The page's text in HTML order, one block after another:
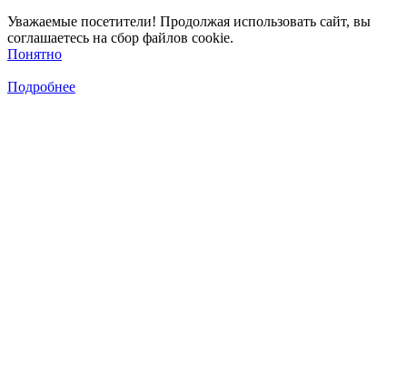
Уважаемые посетители! Продолжая использовать сайт, вы
соглашаетесь на сбор файлов cookie.
Понятно
Подробнее